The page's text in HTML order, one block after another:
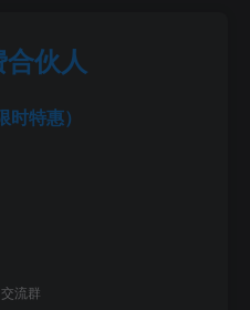
伙人
特惠）
流群